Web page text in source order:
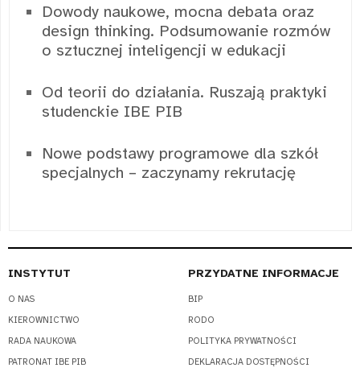
Dowody naukowe, mocna debata oraz
design thinking. Podsumowanie rozmów
o sztucznej inteligencji w edukacji
Od teorii do działania. Ruszają praktyki
studenckie IBE PIB
Nowe podstawy programowe dla szkół
specjalnych – zaczynamy rekrutację
INSTYTUT
O NAS
KIEROWNICTWO
RADA NAUKOWA
PATRONAT IBE PIB
PRZYDATNE INFORMACJE
BIP
RODO
POLITYKA PRYWATNOŚCI
DEKLARACJA DOSTĘPNOŚCI